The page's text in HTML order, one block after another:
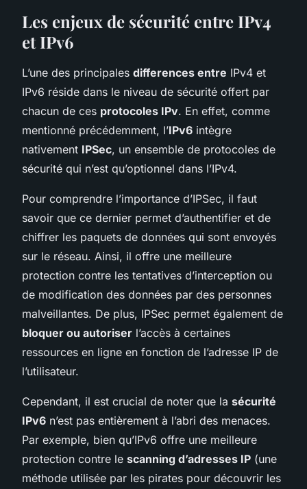
Les enjeux de sécurité entre IPv4
et IPv6
L’une des principales differences entre IPv4 et
IPv6 réside dans le niveau de sécurité offert par
chacun de ces protocoles IPv. En effet, comme
mentionné précédemment, l’IPv6 intègre
nativement IPSec, un ensemble de protocoles de
sécurité qui n’est qu’optionnel dans l’IPv4.
Pour comprendre l’importance d’IPSec, il faut
savoir que ce dernier permet d’authentifier et de
chiffrer les paquets de données qui sont envoyés
sur le réseau. Ainsi, il offre une meilleure
protection contre les tentatives d’interception ou
de modification des données par des personnes
malveillantes. De plus, IPSec permet également de
bloquer ou autoriser l’accès à certaines
ressources en ligne en fonction de l’adresse IP de
l’utilisateur.
Cependant, il est crucial de noter que la sécurité
IPv6 n’est pas entièrement à l’abri des menaces.
Par exemple, bien qu’IPv6 offre une meilleure
protection contre le scanning d’adresses IP (une
méthode utilisée par les pirates pour découvrir les